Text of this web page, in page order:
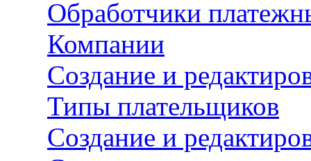
Обработчики
Компании
Создание и
Типы плательщиков
Создание и